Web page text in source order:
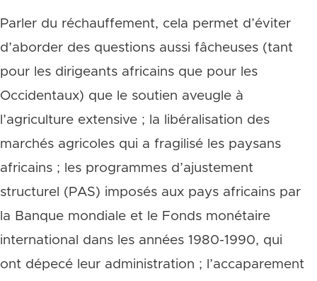
Parler du réchauffement, cela permet d’éviter
d’aborder des questions aussi fâcheuses (tant
pour les dirigeants africains que pour les
Occidentaux) que le soutien aveugle à
l’agriculture extensive ; la libéralisation des
marchés agricoles qui a fragilisé les paysans
africains ; les programmes d’ajustement
structurel (PAS) imposés aux pays africains par
la Banque mondiale et le Fonds monétaire
international dans les années 1980-1990, qui
ont dépecé leur administration ; l’accaparement